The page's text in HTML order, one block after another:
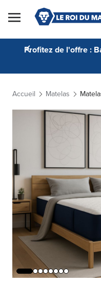
Skip to Content
Profitez de l'offre :
Accueil Matelas